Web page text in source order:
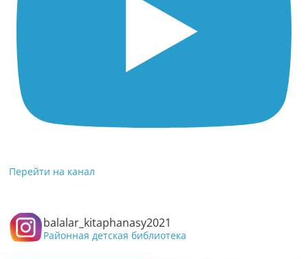
Перейти на канал
balalar_kitaphanasy2021
Районная детская библиотека